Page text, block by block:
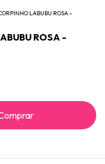
LABUBU ROSA -
ROSA -